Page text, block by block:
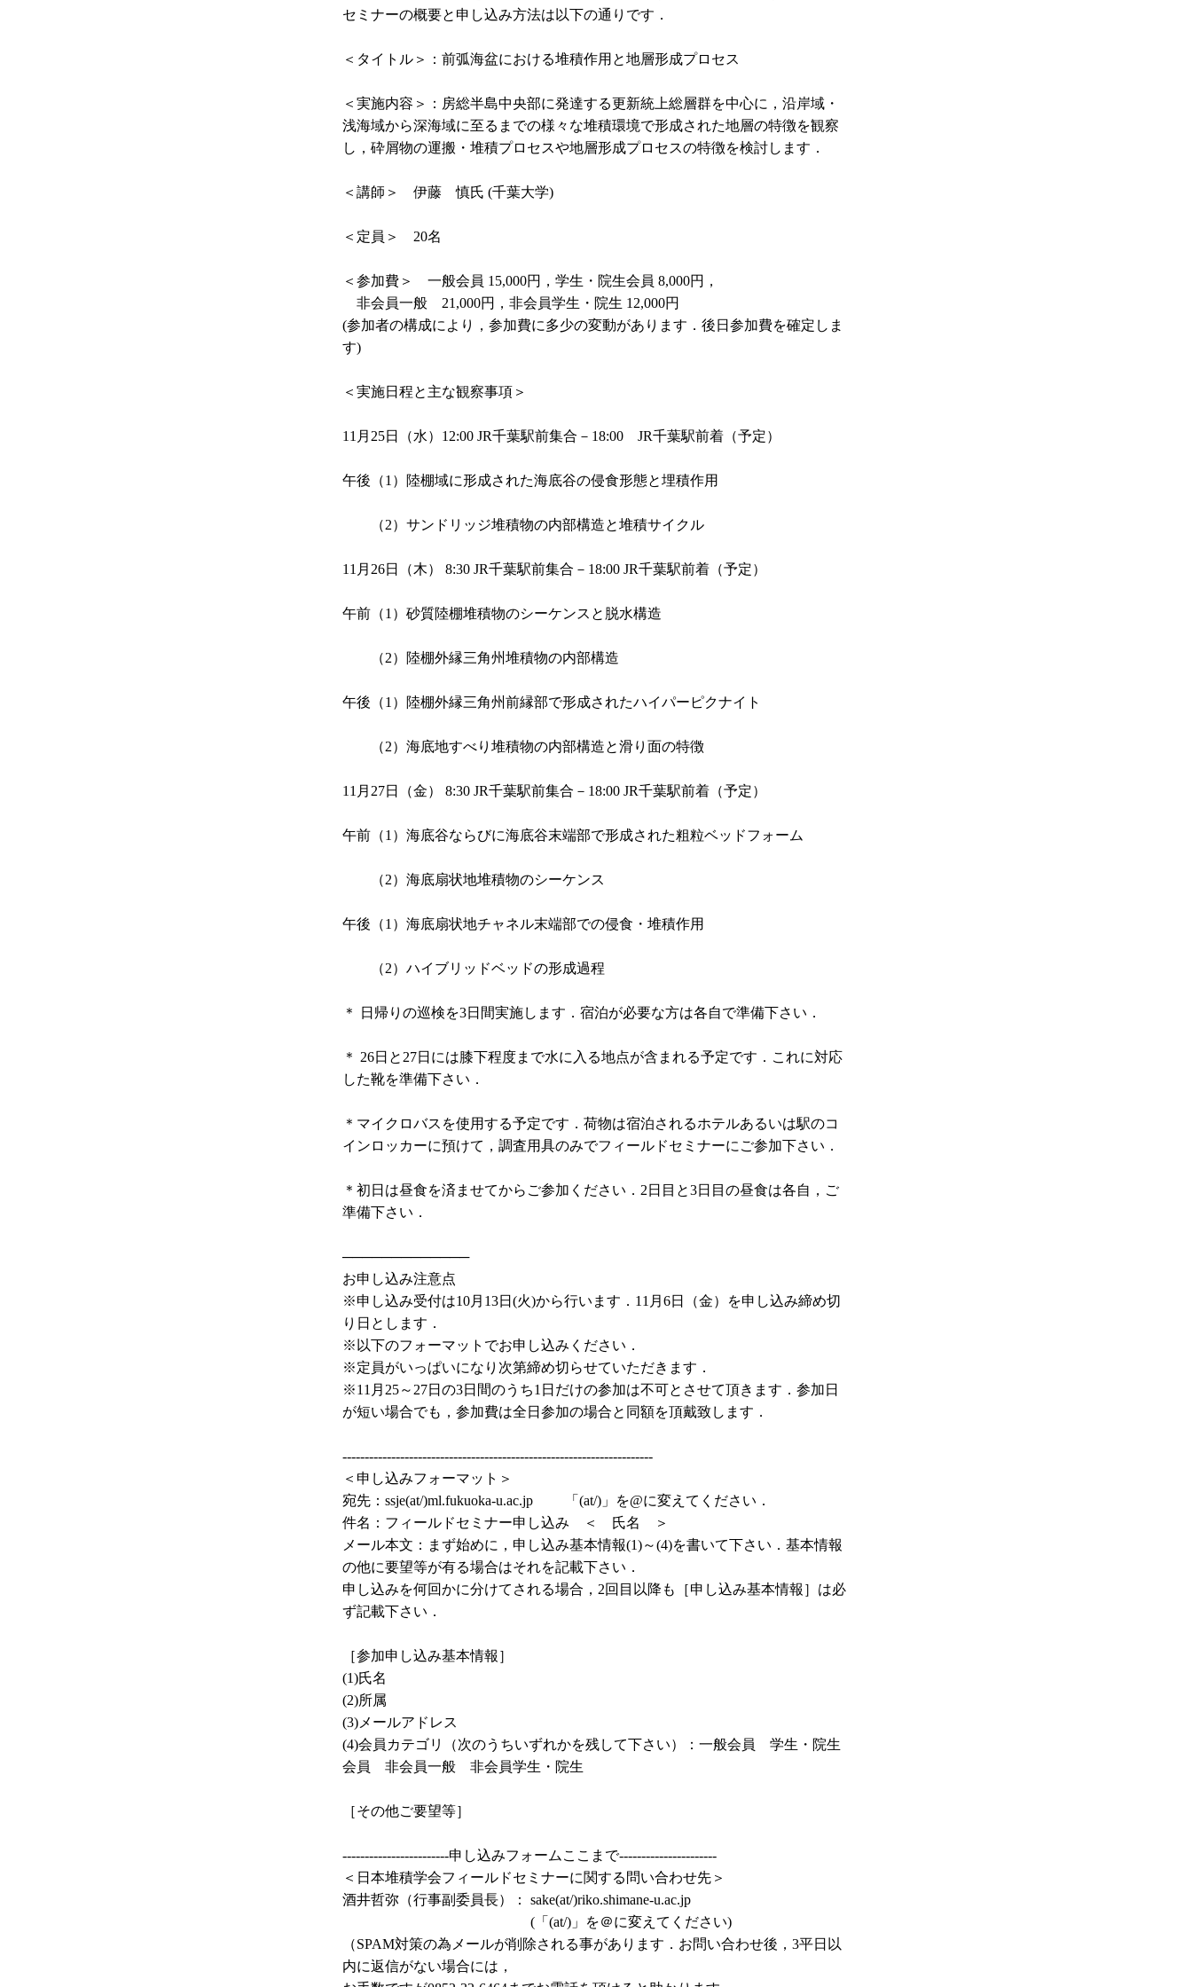
セミナーの概要と申し込み方法は以下の通りです．
＜タイトル＞：前弧海盆における堆積作用と地層形成プロセス
＜実施内容＞：房総半島中央部に発達する更新統上総層群を中心に，沿岸域・
浅海域から深海域に至るまでの様々な堆積環境で形成された地層の特徴を観察
し，砕屑物の運搬・堆積プロセスや地層形成プロセスの特徴を検討します．
＜講師＞ 伊藤 慎氏 (千葉大学)
＜定員＞ 20名
＜参加費＞ 一般会員 15,000円，学生・院生会員 8,000円，
非会員一般 21,000円，非会員学生・院生 12,000円
(参加者の構成により，参加費に多少の変動があります．後日参加費を確定しま
す)
＜実施日程と主な観察事項＞
11月25日（水）12:00 JR千葉駅前集合－18:00 JR千葉駅前着（予定）
午後（1）陸棚域に形成された海底谷の侵食形態と埋積作用
（2）サンドリッジ堆積物の内部構造と堆積サイクル
11月26日（木） 8:30 JR千葉駅前集合－18:00 JR千葉駅前着（予定）
午前（1）砂質陸棚堆積物のシーケンスと脱水構造
（2）陸棚外縁三角州堆積物の内部構造
午後（1）陸棚外縁三角州前縁部で形成されたハイパーピクナイト
（2）海底地すべり堆積物の内部構造と滑り面の特徴
11月27日（金） 8:30 JR千葉駅前集合－18:00 JR千葉駅前着（予定）
午前（1）海底谷ならびに海底谷末端部で形成された粗粒ベッドフォーム
（2）海底扇状地堆積物のシーケンス
午後（1）海底扇状地チャネル末端部での侵食・堆積作用
（2）ハイブリッドベッドの形成過程
＊ 日帰りの巡検を3日間実施します．宿泊が必要な方は各自で準備下さい．
＊ 26日と27日には膝下程度まで水に入る地点が含まれる予定です．これに対応
した靴を準備下さい．
＊マイクロバスを使用する予定です．荷物は宿泊されるホテルあるいは駅のコ
インロッカーに預けて，調査用具のみでフィールドセミナーにご参加下さい．
＊初日は昼食を済ませてからご参加ください．2日目と3日目の昼食は各自，ご
準備下さい．
─────────────
お申し込み注意点
※申し込み受付は10月13日(火)から行います．11月6日（金）を申し込み締め切
り日とします．
※以下のフォーマットでお申し込みください．
※定員がいっぱいになり次第締め切らせていただきます．
※11月25～27日の3日間のうち1日だけの参加は不可とさせて頂きます．参加日
が短い場合でも，参加費は全日参加の場合と同額を頂戴致します．
----------------------------------------------------------------------
＜申し込みフォーマット＞
宛先：ssje(at/)ml.fukuoka-u.ac.jp 「(at/)」を@に変えてください．
件名：フィールドセミナー申し込み ＜ 氏名 ＞
メール本文：まず始めに，申し込み基本情報(1)～(4)を書いて下さい．基本情報
の他に要望等が有る場合はそれを記載下さい．
申し込みを何回かに分けてされる場合，2回目以降も［申し込み基本情報］は必
ず記載下さい．
［参加申し込み基本情報］
(1)氏名
(2)所属
(3)メールアドレス
(4)会員カテゴリ（次のうちいずれかを残して下さい）：一般会員 学生・院生
会員 非会員一般 非会員学生・院生
［その他ご要望等］
------------------------申し込みフォームここまで----------------------
＜日本堆積学会フィールドセミナーに関する問い合わせ先＞
酒井哲弥（行事副委員長）： sake(at/)riko.shimane-u.ac.jp
(「(at/)」を＠に変えてください)
（SPAM対策の為メールが削除される事があります．お問い合わせ後，3平日以
内に返信がない場合には，